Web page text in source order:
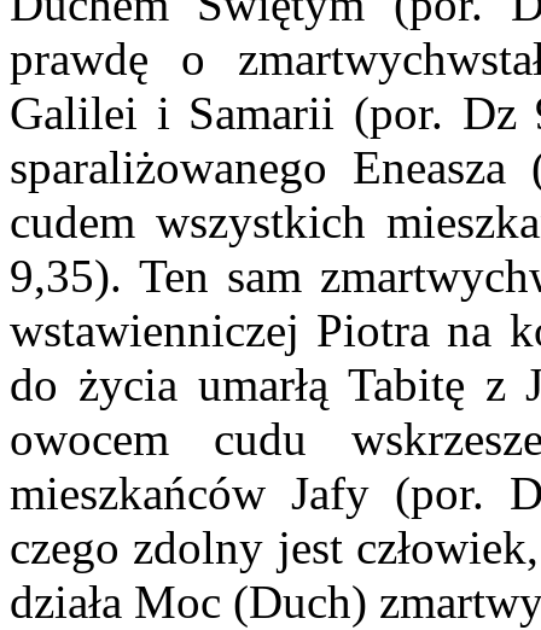
prawdę o
Galilei i Samarii (por. Dz
sparaliżowanego
cudem wszystkich
9,35). Ten sam
wstawienniczej Piotra na
do życia umarłą Tabitę
owocem cudu
mieszkańców Jafy (por.
czego zdolny jest
działa Moc (Duch)